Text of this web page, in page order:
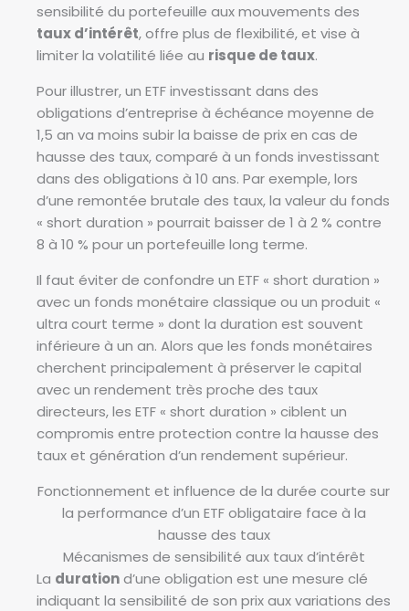
sensibilité du portefeuille aux mouvements des
taux d’intérêt, offre plus de flexibilité, et vise à
limiter la volatilité liée au risque de taux.
Pour illustrer, un ETF investissant dans des
obligations d’entreprise à échéance moyenne de
1,5 an va moins subir la baisse de prix en cas de
hausse des taux, comparé à un fonds investissant
dans des obligations à 10 ans. Par exemple, lors
d’une remontée brutale des taux, la valeur du fonds
« short duration » pourrait baisser de 1 à 2 % contre
8 à 10 % pour un portefeuille long terme.
Il faut éviter de confondre un ETF « short duration »
avec un fonds monétaire classique ou un produit «
ultra court terme » dont la duration est souvent
inférieure à un an. Alors que les fonds monétaires
cherchent principalement à préserver le capital
avec un rendement très proche des taux
directeurs, les ETF « short duration » ciblent un
compromis entre protection contre la hausse des
taux et génération d’un rendement supérieur.
Fonctionnement et influence de la durée courte sur
la performance d’un ETF obligataire face à la
hausse des taux
Mécanismes de sensibilité aux taux d’intérêt
La durationd’une obligation est une mesure clé
indiquant la sensibilité de son prix aux variations des